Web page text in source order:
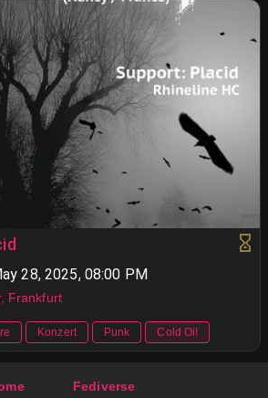
28, 2025, 08:00 PM
Frankfurt
Konzert Punk Cold Oi!
Fediverse